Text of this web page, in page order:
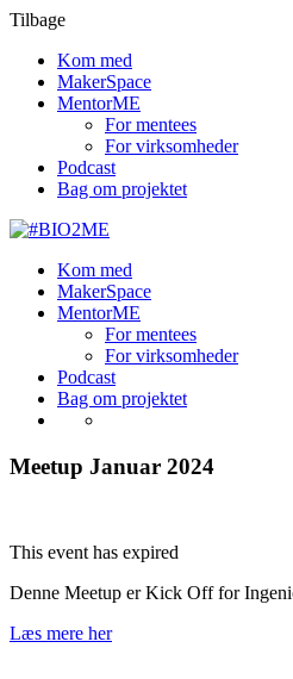
Tilbage
Kom med
MakerSpace
MentorME
For mentees
For virksomheder
Podcast
Bag om projektet
Kom med
MakerSpace
MentorME
For mentees
For virksomheder
Podcast
Bag om projektet
Meetup Januar 2024
This event has expired
Denne Meetup er Kick Off for
Læs mere her